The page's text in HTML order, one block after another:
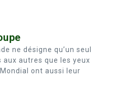
ne désigne qu’un seul
autres que les yeux
ont aussi leur